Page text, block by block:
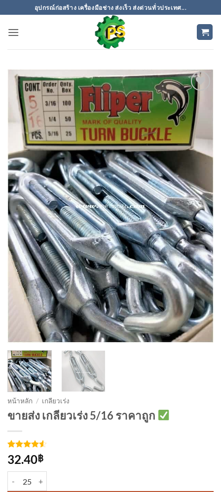
ไป
อุปกรณ์ก่อสร้าง เครื่องมือช่าง ส่งเร็ว ส่งด่วนทั่วประเทศ...
เพิ่มเข้า
ใน
รายการ
ติดตาม
หน้าหลัก / เกลียวเร่ง
ขายส่ง เกลียวเร่ง 5/16 ราคาถูก
ให้คะแนน
4.5จาก 5
คะแนน
เต็มบน
4
การให้
32.40฿